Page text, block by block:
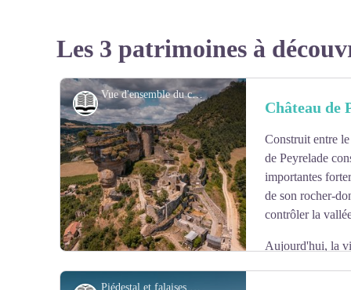
Les 3 patrimoines à
Vue d'ensemble du château de Peyrelade - Enzo Planes
Histoire et patrimoine Château de
Construit entre
de Peyrelade
importantes
de son rocher-
contrôler la
Aujourd'hui, la
restauration et de fouilles entrepris depuis près de 50
Piédestal et falaises de Fontaneilles - Enzo Planes